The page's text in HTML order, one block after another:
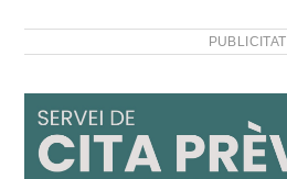
PUBLICITAT